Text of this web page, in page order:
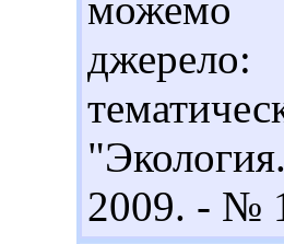
2009. - №